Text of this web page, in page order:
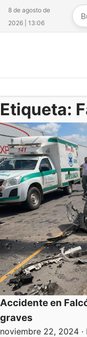
8 de agosto de
2026 | 13:06
Etiqueta:
Accidente en
graves
noviembre 22, 2024